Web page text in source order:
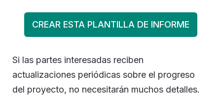
CREAR ESTA PLANTILLA DE INFORME
Si las partes interesadas reciben
actualizaciones periódicas sobre el progreso
del proyecto, no necesitarán muchos detalles.